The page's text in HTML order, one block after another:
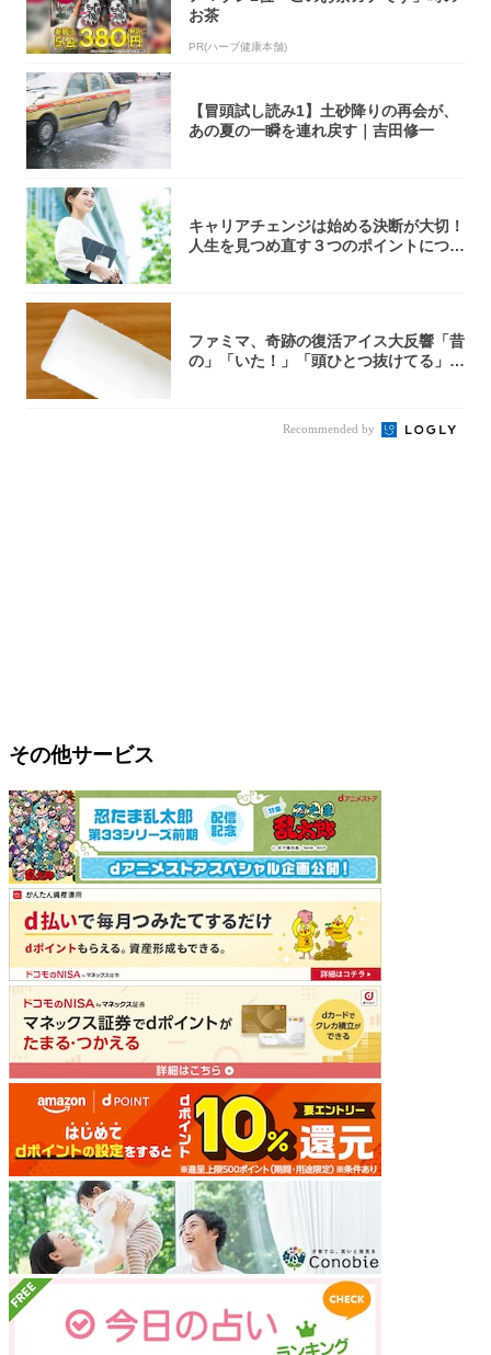
お茶
PR(ハーブ健康本舗)
【冒頭試し読み1】土砂降りの再会が、
あの夏の一瞬を連れ戻す｜吉田修一
キャリアチェンジは始める決断が大切！
人生を見つめ直す３つのポイントについ
ファミマ、奇跡の復活アイス大反響「昔
の」「いた！」「頭ひとつ抜けてる」
Recommended by
その他サービス